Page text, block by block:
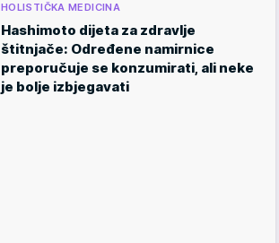
HOLISTIČKA MEDICINA
Hashimoto dijeta za zdravlje
štitnjače: Određene namirnice
preporučuje se konzumirati, ali neke
je bolje izbjegavati